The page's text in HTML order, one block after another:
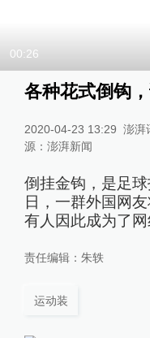
00:26
各种花式倒钩
2020-04-23 13:29 澎湃
源： 澎湃新闻
倒挂金钩，是足
日，一群外国网
有人因此成为了网
责任编辑： 朱轶
运动装